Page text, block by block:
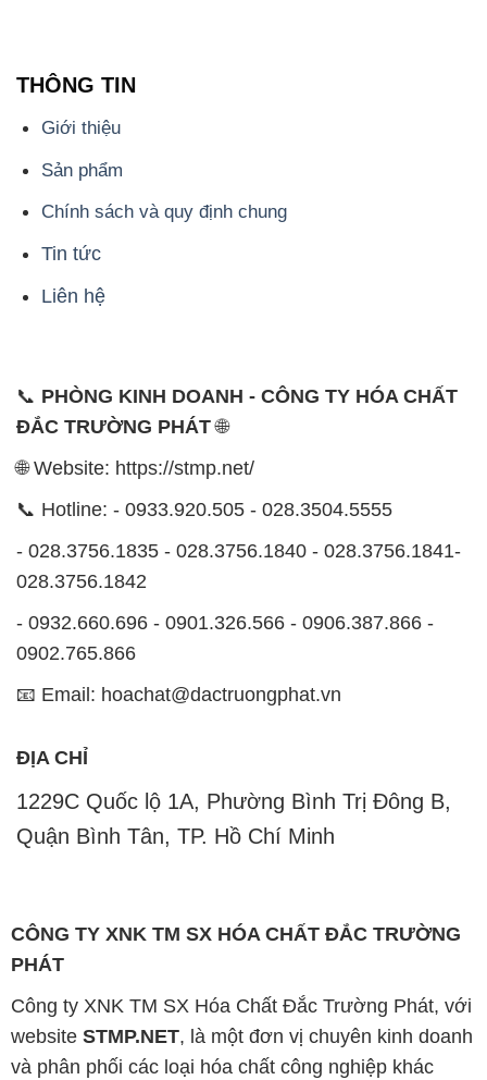
THÔNG TIN
Giới thiệu
Sản phẩm
Chính sách và quy định chung
Tin tức
Liên hệ
📞 PHÒNG KINH DOANH - CÔNG TY HÓA CHẤT
ĐẮC TRƯỜNG PHÁT🌐
🌐 Website: https://stmp.net/
📞 Hotline: - 0933.920.505 - 028.3504.5555
- 028.3756.1835 - 028.3756.1840 - 028.3756.1841-
028.3756.1842
- 0932.660.696 - 0901.326.566 - 0906.387.866 -
0902.765.866
📧 Email: hoachat@dactruongphat.vn
ĐỊA CHỈ
1229C Quốc lộ 1A, Phường Bình Trị Đông B,
Quận Bình Tân, TP. Hồ Chí Minh
CÔNG TY XNK TM SX HÓA CHẤT ĐẮC TRƯỜNG
PHÁT
Công ty XNK TM SX Hóa Chất Đắc Trường Phát, với
website STMP.NET, là một đơn vị chuyên kinh doanh
và phân phối các loại hóa chất công nghiệp khác